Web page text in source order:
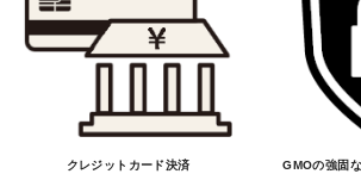
クレジットカード決済
GMOの強固